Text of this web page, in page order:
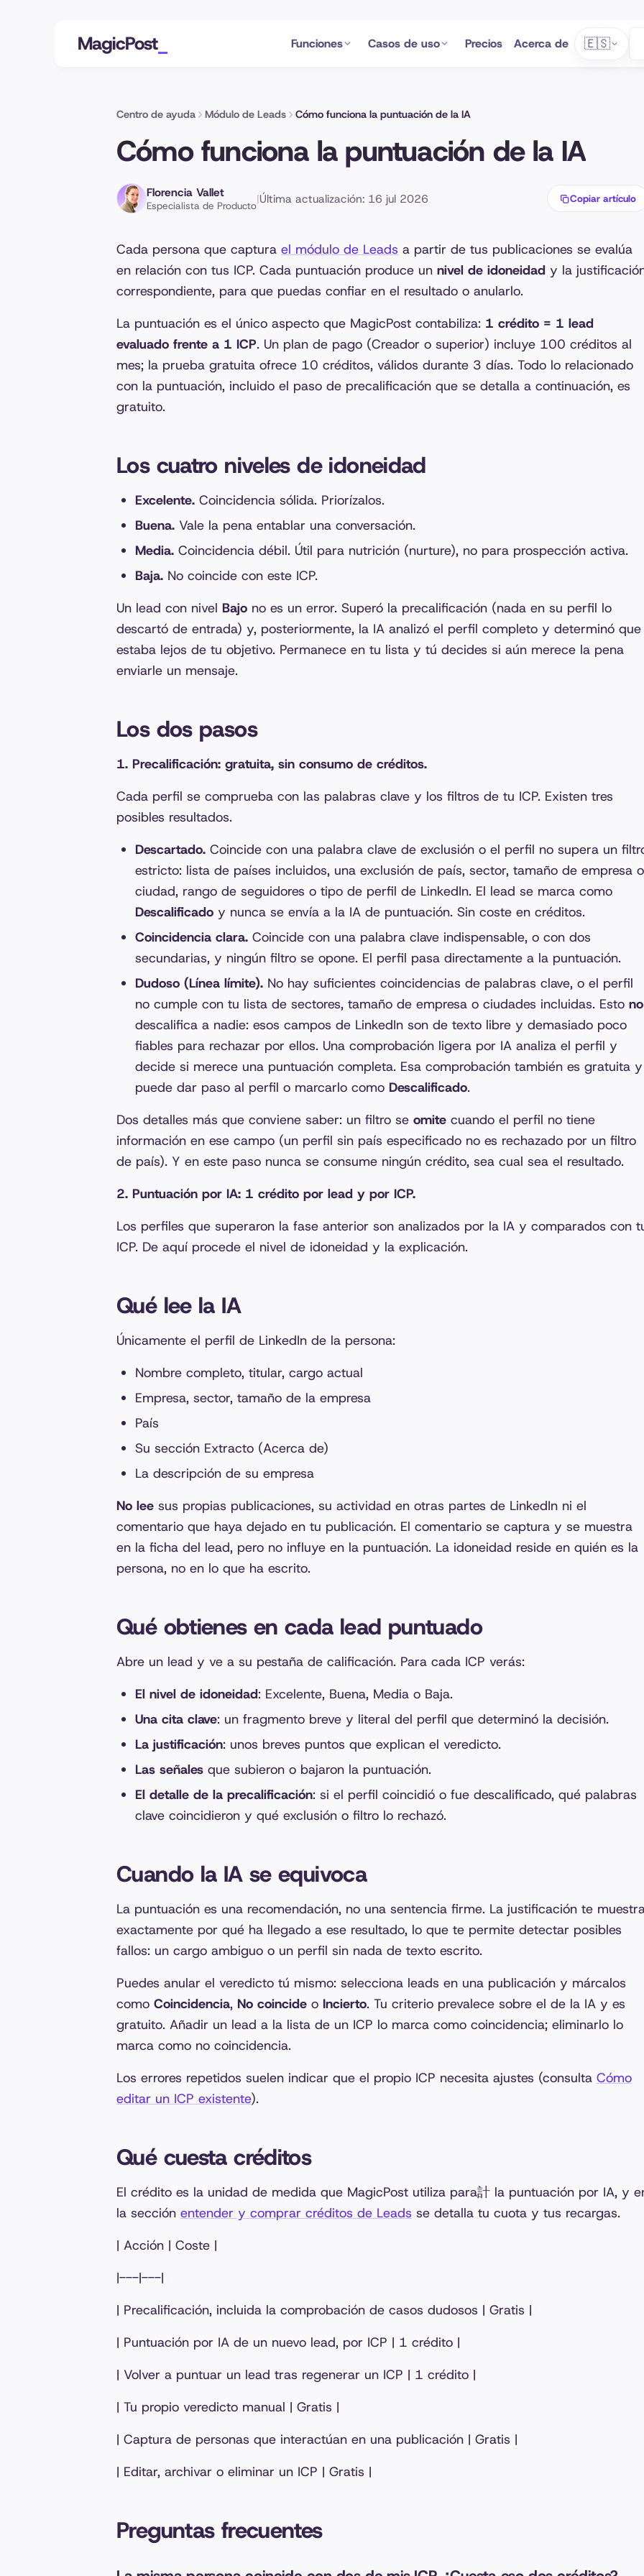
MagicPost Funciones Casos de uso Precios Acerca de 🇪🇸
Centro de ayuda Módulo de Leads Cómo funciona la puntuación de la IA
Cómo funciona la puntuación de la IA
Florencia Vallet
Especialista de Producto|Última actualización: 16 jul 2026 Copiar artículo
Cada persona que captura el módulo de Leads a partir de tus publicaciones se evalúa
en relación con tus ICP. Cada puntuación produce un nivel de idoneidad y la
correspondiente, para que puedas confiar en el resultado o anularlo.
La puntuación es el único aspecto que MagicPost contabiliza: 1 crédito = 1 lead
evaluado frente a 1 ICP. Un plan de pago (Creador o superior) incluye 100 créditos al
mes; la prueba gratuita ofrece 10 créditos, válidos durante 3 días. Todo lo relacionado
con la puntuación, incluido el paso de precalificación que se detalla a continuación, es
gratuito.
Los cuatro niveles de idoneidad
Excelente. Coincidencia sólida. Priorízalos.
Buena. Vale la pena entablar una conversación.
Media. Coincidencia débil. Útil para nutrición (nurture), no para prospección activa.
Baja. No coincide con este ICP.
Un lead con nivel Bajo no es un error. Superó la precalificación (nada en su perfil lo
descartó de entrada) y, posteriormente, la IA analizó el perfil completo y determinó que
estaba lejos de tu objetivo. Permanece en tu lista y tú decides si aún merece la pena
enviarle un mensaje.
Los dos pasos
1. Precalificación: gratuita, sin consumo de créditos.
Cada perfil se comprueba con las palabras clave y los filtros de tu ICP. Existen tres
posibles resultados.
Descartado. Coincide con una palabra clave de exclusión o el perfil no supera un
estricto: lista de países incluidos, una exclusión de país, sector, tamaño de empresa o
ciudad, rango de seguidores o tipo de perfil de LinkedIn. El lead se marca como
Descalificado y nunca se envía a la IA de puntuación. Sin coste en créditos.
Coincidencia clara. Coincide con una palabra clave indispensable, o con dos
secundarias, y ningún filtro se opone. El perfil pasa directamente a la puntuación.
Dudoso (Línea límite). No hay suficientes coincidencias de palabras clave, o el perfil
no cumple con tu lista de sectores, tamaño de empresa o ciudades incluidas. Esto no
descalifica a nadie: esos campos de LinkedIn son de texto libre y demasiado poco
fiables para rechazar por ellos. Una comprobación ligera por IA analiza el perfil y
decide si merece una puntuación completa. Esa comprobación también es gratuita y
puede dar paso al perfil o marcarlo como Descalificado.
Dos detalles más que conviene saber: un filtro se omite cuando el perfil no tiene
información en ese campo (un perfil sin país especificado no es rechazado por un filtro
de país). Y en este paso nunca se consume ningún crédito, sea cual sea el resultado.
2. Puntuación por IA: 1 crédito por lead y por ICP.
Los perfiles que superaron la fase anterior son analizados por la IA y comparados con
ICP. De aquí procede el nivel de idoneidad y la explicación.
Qué lee la IA
Únicamente el perfil de LinkedIn de la persona:
Nombre completo, titular, cargo actual
Empresa, sector, tamaño de la empresa
País
Su sección Extracto (Acerca de)
La descripción de su empresa
No lee sus propias publicaciones, su actividad en otras partes de LinkedIn ni el
comentario que haya dejado en tu publicación. El comentario se captura y se muestra
en la ficha del lead, pero no influye en la puntuación. La idoneidad reside en quién es la
persona, no en lo que ha escrito.
Qué obtienes en cada lead puntuado
Abre un lead y ve a su pestaña de calificación. Para cada ICP verás:
El nivel de idoneidad: Excelente, Buena, Media o Baja.
Una cita clave: un fragmento breve y literal del perfil que determinó la decisión.
La justificación: unos breves puntos que explican el veredicto.
Las señales que subieron o bajaron la puntuación.
El detalle de la precalificación: si el perfil coincidió o fue descalificado, qué palabras
clave coincidieron y qué exclusión o filtro lo rechazó.
Cuando la IA se equivoca
La puntuación es una recomendación, no una sentencia firme. La justificación te
exactamente por qué ha llegado a ese resultado, lo que te permite detectar posibles
fallos: un cargo ambiguo o un perfil sin nada de texto escrito.
Puedes anular el veredicto tú mismo: selecciona leads en una publicación y márcalos
como Coincidencia, No coincide o Incierto. Tu criterio prevalece sobre el de la IA y es
gratuito. Añadir un lead a la lista de un ICP lo marca como coincidencia; eliminarlo lo
marca como no coincidencia.
Los errores repetidos suelen indicar que el propio ICP necesita ajustes (consulta Cómo
editar un ICP existente).
Qué cuesta créditos
El crédito es la unidad de medida que MagicPost utiliza para計 la puntuación por IA, y
la sección entender y comprar créditos de Leads se detalla tu cuota y tus recargas.
| Acción | Coste |
|---|---|
| Precalificación, incluida la comprobación de casos dudosos | Gratis |
| Puntuación por IA de un nuevo lead, por ICP | 1 crédito |
| Volver a puntuar un lead tras regenerar un ICP | 1 crédito |
| Tu propio veredicto manual | Gratis |
| Captura de personas que interactúan en una publicación | Gratis |
| Editar, archivar o eliminar un ICP | Gratis |
Preguntas frecuentes